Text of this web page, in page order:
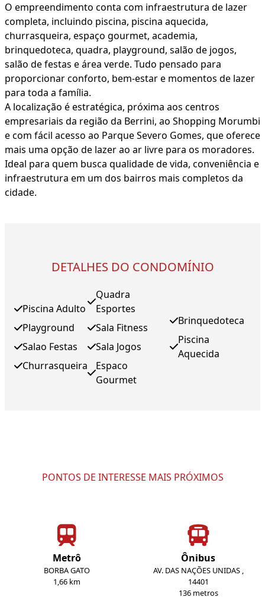
O empreendimento conta com infraestrutura de lazer
completa, incluindo piscina, piscina aquecida,
churrasqueira, espaço gourmet, academia,
brinquedoteca, quadra, playground, salão de jogos,
salão de festas e área verde. Tudo pensado para
proporcionar conforto, bem-estar e momentos de lazer
para toda a família.
A localização é estratégica, próxima aos centros
empresariais da região da Berrini, ao Shopping Morumbi
e com fácil acesso ao Parque Severo Gomes, que oferece
mais uma opção de lazer ao ar livre para os moradores.
Ideal para quem busca qualidade de vida, conveniência e
infraestrutura em um dos bairros mais completos da
cidade.
DETALHES DO CONDOMÍNIO
Piscina Adulto
Playground
Salao Festas
Churrasqueira
Quadra
Esportes
Sala Fitness
Sala Jogos
Espaco
Gourmet
Brinquedoteca
Piscina
Aquecida
PONTOS DE INTERESSE MAIS PRÓXIMOS
Metrô
BORBA GATO
1,66 km
Ônibus
AV. DAS NAÇÕES UNIDAS ,
14401
136 metros